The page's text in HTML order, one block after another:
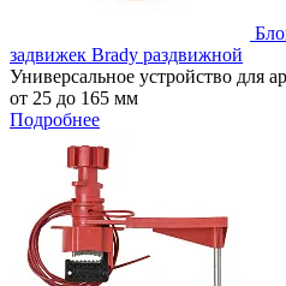
задвижек Brady раздвижной
Универсальное устройство для
от 25 до 165 мм
Подробнее